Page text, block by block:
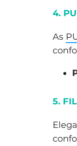
4.
As
5.